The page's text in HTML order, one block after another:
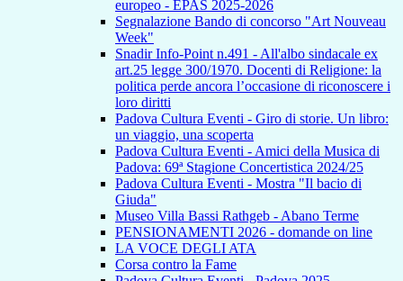
europeo - EPAS 2025-2026
Segnalazione Bando di concorso "Art Nouveau
Week"
Snadir Info-Point n.491 - All'albo sindacale ex
art.25 legge 300/1970. Docenti di Religione: la
politica perde ancora l’occasione di riconoscere i
loro diritti
Padova Cultura Eventi - Giro di storie. Un libro:
un viaggio, una scoperta
Padova Cultura Eventi - Amici della Musica di
Padova: 69ª Stagione Concertistica 2024/25
Padova Cultura Eventi - Mostra "Il bacio di
Giuda"
Museo Villa Bassi Rathgeb - Abano Terme
PENSIONAMENTI 2026 - domande on line
LA VOCE DEGLI ATA
Corsa contro la Fame